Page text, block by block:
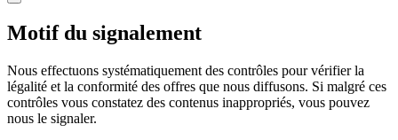
Motif du signalement
Nous effectuons systématiquement des contrôles pour vérifier la
légalité et la conformité des offres que nous diffusons. Si malgré ces
contrôles vous constatez des contenus inappropriés, vous pouvez
nous le signaler.